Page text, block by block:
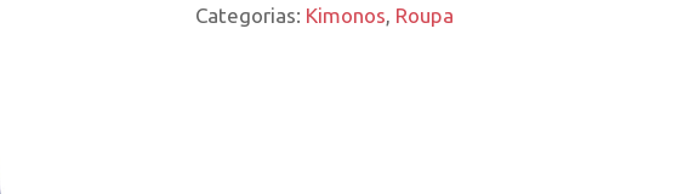
Categorias: Kimonos Roupa